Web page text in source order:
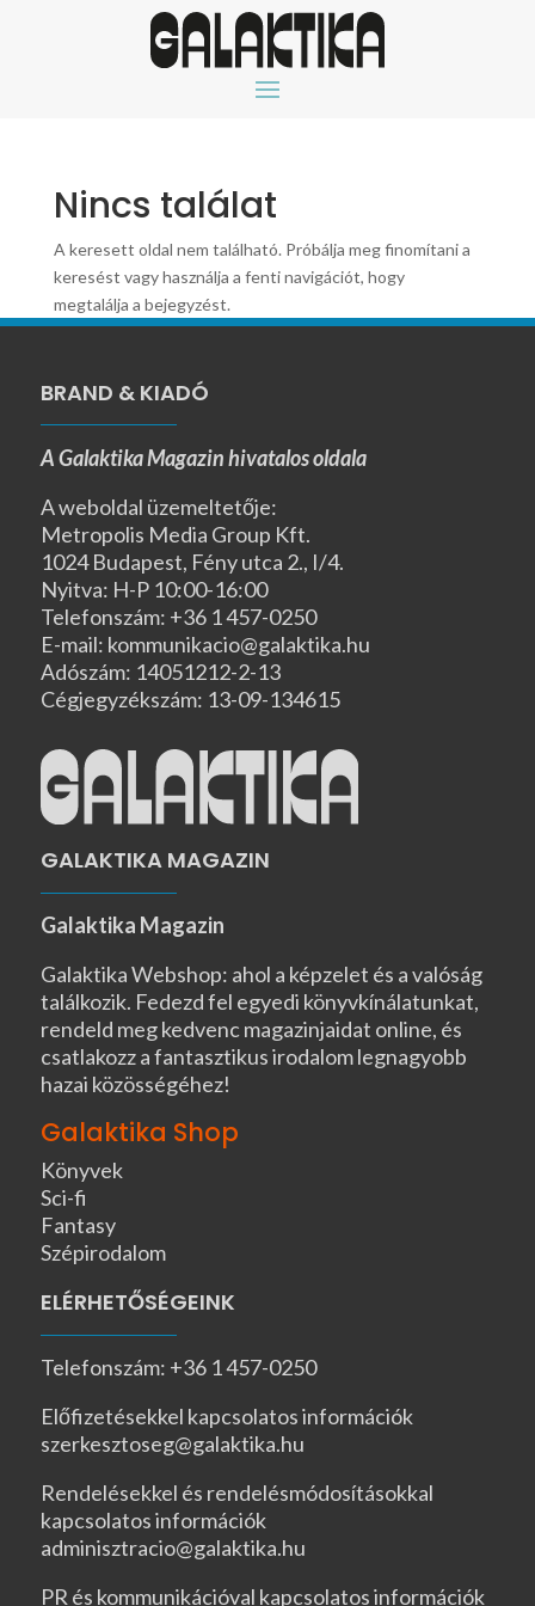
Nincs találat
A keresett oldal nem található. Próbálja meg finomítani a
keresést vagy használja a fenti navigációt, hogy
megtalálja a bejegyzést.
BRAND & KIADÓ
A Galaktika Magazin hivatalos oldala
A weboldal üzemeltetője:
Metropolis Media Group Kft.
1024 Budapest, Fény utca 2., I/4.
Nyitva: H-P 10:00-16:00
Telefonszám: +36 1 457-0250
E-mail: kommunikacio@galaktika.hu
Adószám: 14051212-2-13
Cégjegyzékszám: 13-09-134615
GALAKTIKA MAGAZIN
Galaktika Magazin
Galaktika Webshop: ahol a képzelet és a valóság
találkozik. Fedezd fel egyedi könyvkínálatunkat,
rendeld meg kedvenc magazinjaidat online, és
csatlakozz a fantasztikus irodalom legnagyobb
hazai közösségéhez!
Galaktika Shop
Könyvek
Sci-fi
Fantasy
Szépirodalom
ELÉRHETŐSÉGEINK
Telefonszám: +36 1 457-0250
Előfizetésekkel kapcsolatos információk
szerkesztoseg@galaktika.hu
Rendelésekkel és rendelésmódosításokkal
kapcsolatos információk
adminisztracio@galaktika.hu
PR és kommunikációval kapcsolatos információk